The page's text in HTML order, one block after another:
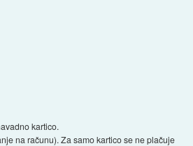
kartico.
na računu). Za samo kartico se ne plačuje